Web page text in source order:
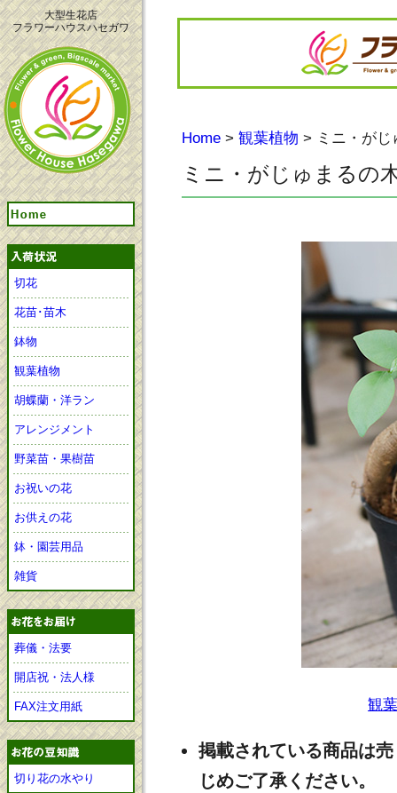
大型生花店
フラワーハウスハセガワ
切花
花苗･苗木
鉢物
観葉植物
胡蝶蘭・洋ラン
アレンジメント
野菜苗・果樹苗
お祝いの花
お供えの花
鉢・園芸用品
雑貨
葬儀・法要
開店祝・法人様
FAX注文用紙
切り花の水やり
Home > 観葉植物 > ミニ・がじ
ミニ・がじゅまるの
観
掲載されている商品は
じめご了承ください。